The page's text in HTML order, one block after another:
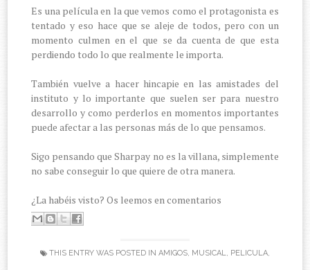
Es una película en la que vemos como el protagonista es
tentado y eso hace que se aleje de todos, pero con un
momento culmen en el que se da cuenta de que esta
perdiendo todo lo que realmente le importa.
También vuelve a hacer hincapie en las amistades del
instituto y lo importante que suelen ser para nuestro
desarrollo y como perderlos en momentos importantes
puede afectar a las personas más de lo que pensamos.
Sigo pensando que Sharpay no es la villana, simplemente
no sabe conseguir lo que quiere de otra manera.
¿La habéis visto? Os leemos en comentarios
THIS ENTRY WAS POSTED IN AMIGOS, MUSICAL, PELICULA,